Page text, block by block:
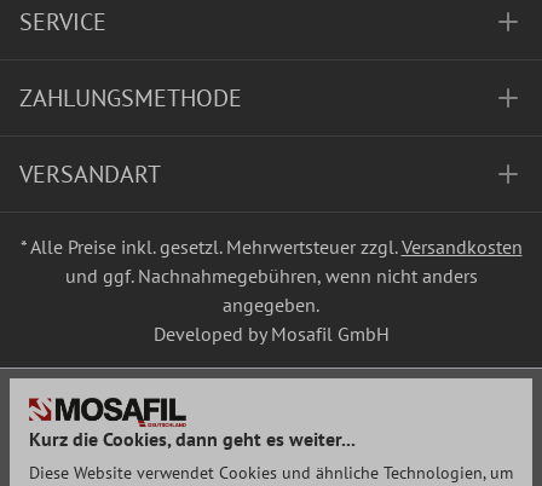
SERVICE
ZAHLUNGSMETHODE
VERSANDART
* Alle Preise inkl. gesetzl. Mehrwertsteuer zzgl.Versandkosten
und ggf. Nachnahmegebühren, wenn nicht anders
angegeben.
Developed by Mosafil GmbH
Kurz die Cookies, dann geht es weiter...
Diese Website verwendet Cookies und ähnliche Technologien, um